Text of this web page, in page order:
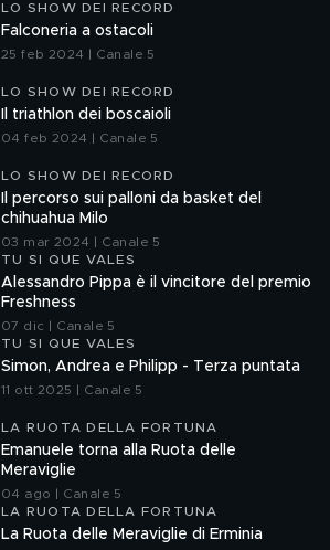
LO SHOW DEI RECORD
Falconeria a ostacoli
25 feb 2024 | Canale 5
LO SHOW DEI RECORD
Il triathlon dei boscaioli
04 feb 2024 | Canale 5
LO SHOW DEI RECORD
Il percorso sui palloni da basket del
chihuahua Milo
03 mar 2024 | Canale 5
TU SI QUE VALES
Alessandro Pippa è il vincitore del premio
Freshness
07 dic | Canale 5
TU SI QUE VALES
Simon, Andrea e Philipp - Terza puntata
11 ott 2025 | Canale 5
LA RUOTA DELLA FORTUNA
Emanuele torna alla Ruota delle
Meraviglie
04 ago | Canale 5
LA RUOTA DELLA FORTUNA
La Ruota delle Meraviglie di Erminia